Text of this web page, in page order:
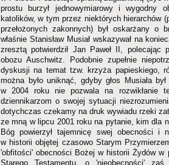
prostu burzył jednowymiarowy i wygodny
katolików, w tym przez niektórych hierarchów
przełożonych zakonnych) był oskarżany o
właśnie Stanisław Musiał wskazywał na
zresztą potwierdził Jan Paweł II, polecając
obozu Auschwitz. Podobnie zupełnie
dyskusji na temat tzw. krzyża papieskiego,
można było uniknąć, gdyby głos Musiała
w 2004 roku nie pozwala na rozwikłanie
dziennikarzom o swojej sytuacji
dotychczas czekamy na druk wywiadu rzeki
ze mną w lipcu 2001 roku na pytanie, kim dla
Bóg powierzył tajemnicę swej obecności i
w historii objętej czasowo Starym
'obfitości' obecności Bożej w historii Żydów
Starego Testamentu, o 'nieobecności'